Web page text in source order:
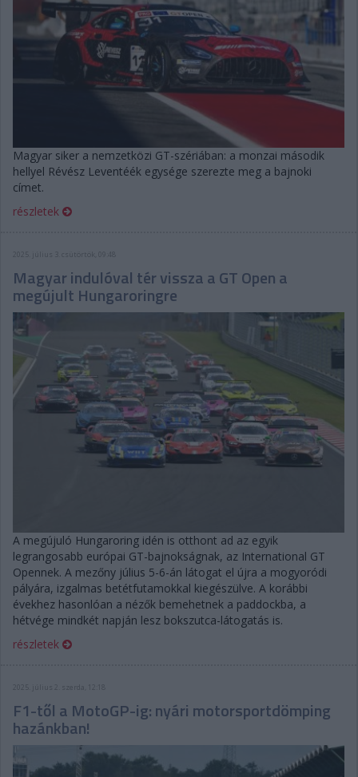
Magyar siker a nemzetközi GT-szériában: a monzai második
hellyel Révész Leventéék egysége szerezte meg a bajnoki
címet.
részletek
2025. július 3. csütörtök, 09:48
Magyar indulóval tér vissza a GT Open a
megújult Hungaroringre
A megújuló Hungaroring idén is otthont ad az egyik
legrangosabb európai GT-bajnokságnak, az International GT
Opennek. A mezőny július 5-6-án látogat el újra a mogyoródi
pályára, izgalmas betétfutamokkal kiegészülve. A korábbi
évekhez hasonlóan a nézők bemehetnek a paddockba, a
hétvége mindkét napján lesz bokszutca-látogatás is.
részletek
2025. július 2. szerda, 12:18
F1-től a MotoGP-ig: nyári motorsportdömping
hazánkban!